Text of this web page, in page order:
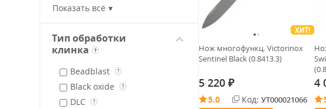
3Cr13 ?
4034 ?
420 ?
420HC
440 ?
5Cr15MOV ?
CPM S30V
Показать всё
Тип обработки
клинка
?
Beadblast ?
Black oxide ?
DLC ?
ХИТ!
Нож многофункц. Victorinox
Sentinel Black (0.8413.3)
5 220 ₽
5.0 Код: УТ000021066
4